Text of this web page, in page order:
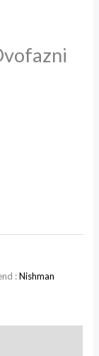
:Nishman